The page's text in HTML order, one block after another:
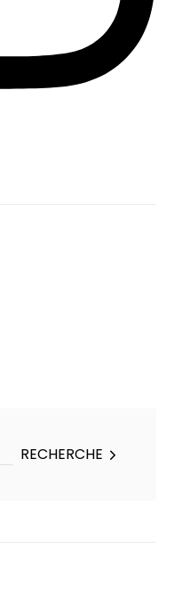
RECHERCHE